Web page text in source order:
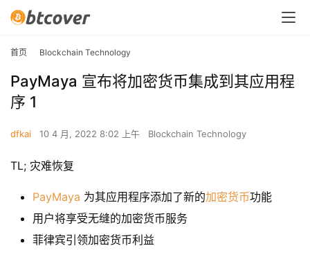
首页 Blockchain Technology
PayMaya 宣布将加密货币集成到其应用程
序 1
dfkai 10 4 月, 2022 8:02 上午 Blockchain Technology
TL; 灾难恢复
PayMaya 为其应用程序添加了新的加密货币功能
用户将享受无缝的加密货币服务
菲律宾引领加密货币利益